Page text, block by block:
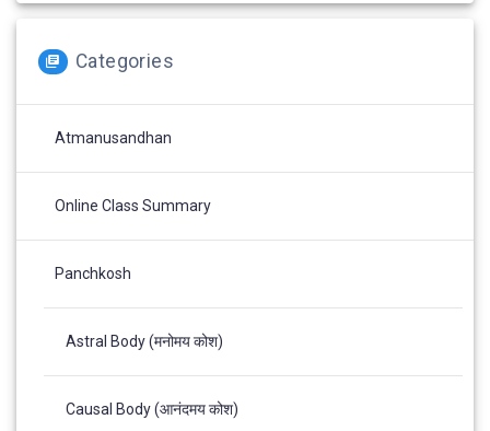
Categories
Atmanusandhan
Online Class Summary
Panchkosh
Astral Body (मनोमय कोश)
Causal Body (आनंदमय कोश)